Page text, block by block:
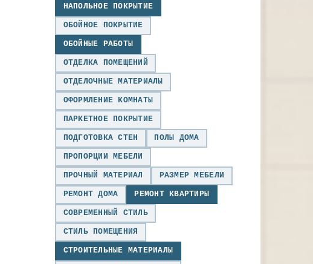
НАПОЛЬНОЕ ПОКРЫТИЕ
ОБОЙНОЕ ПОКРЫТИЕ
ОБОЙНЫЕ РАБОТЫ
ОТДЕЛКА ПОМЕЩЕНИЙ
ОТДЕЛОЧНЫЕ МАТЕРИАЛЫ
ОФОРМЛЕНИЕ КОМНАТЫ
ПАРКЕТНОЕ ПОКРЫТИЕ
ПОДГОТОВКА СТЕН ПОЛЫ ДОМА
ПРОПОРЦИИ МЕБЕЛИ
ПРОЧНЫЙ МАТЕРИАЛ РАЗМЕР МЕБЕЛИ
РЕМОНТ ДОМА РЕМОНТ КВАРТИРЫ
СОВРЕМЕННЫЙ СТИЛЬ
СТИЛЬ ПОМЕЩЕНИЯ
СТРОИТЕЛЬНЫЕ МАТЕРИАЛЫ